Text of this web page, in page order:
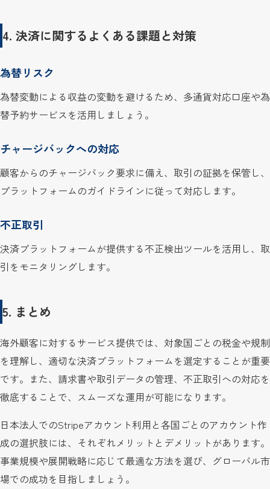
4. 決済に関するよくある課題と対策
為替リスク
為替変動による収益の変動を避けるため、多通貨対応口座や為
替予約サービスを活用しましょう。
チャージバックへの対応
顧客からのチャージバック要求に備え、取引の証拠を保管し、
プラットフォームのガイドラインに従って対応します。
不正取引
決済プラットフォームが提供する不正検出ツールを活用し、取
引をモニタリングします。
5. まとめ
海外顧客に対するサービス提供では、対象国ごとの税金や規制
を理解し、適切な決済プラットフォームを選定することが重要
です。また、請求書や取引データの管理、不正取引への対応を
徹底することで、スムーズな運用が可能になります。
日本法人でのStripeアカウント利用と各国ごとのアカウント作
成の選択肢には、それぞれメリットとデメリットがあります。
事業規模や展開戦略に応じて最適な方法を選び、グローバル市
場での成功を目指しましょう。